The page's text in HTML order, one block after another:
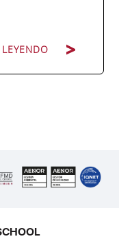
a
de
además